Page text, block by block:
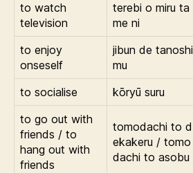
to watch
television
terebi o miru ta
me ni
to enjoy
onseself
jibun de tanoshi
mu
to socialise kōryū suru
to go out with
friends / to
hang out with
friends
tomodachi to d
ekakeru / tomo
dachi to asobu